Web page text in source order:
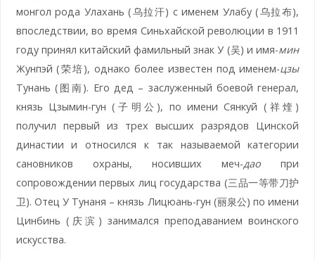
монгол рода Улахань (乌拉汗) с именем Улабу (乌拉布),
впоследствии, во время Синьхайской революции в 1911
году принял китайский фамильный знак У (吴) и имя-мин
Жунпэй (荣培), однако более известен под именем-цзы
Тунань (图南). Его дед – заслуженный боевой генерал,
князь Цзымин-гун (子明公), по имени Сянкуй (祥煃)
получил первый из трех высших разрядов Цинской
династии и относился к так называемой категории
сановников охраны, носивших меч-дао при
сопровождении первых лиц государства (三品一等带刀护
卫). Отец У Тунаня – князь Лицюань-гун (丽泉公) по имени
Цинбинь (庆滨) занимался преподаванием воинского
искусства.